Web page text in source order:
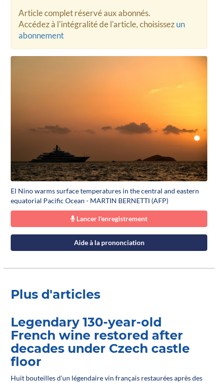
Article complet réservé aux abonnés.
Accédez à l'intégralité de l'article, choisissezun
abonnement
El Nino warms surface temperatures in the central and eastern
equatorial Pacific Ocean - MARTIN BERNETTI (AFP)
Lancer l'enregistrement
Aide à la prononciation
Plus d'articles
Legendary 130-year-old
French wine restored after
decades under Czech castle
floor
Huit bouteilles d'un légendaire vin français restaurées après des